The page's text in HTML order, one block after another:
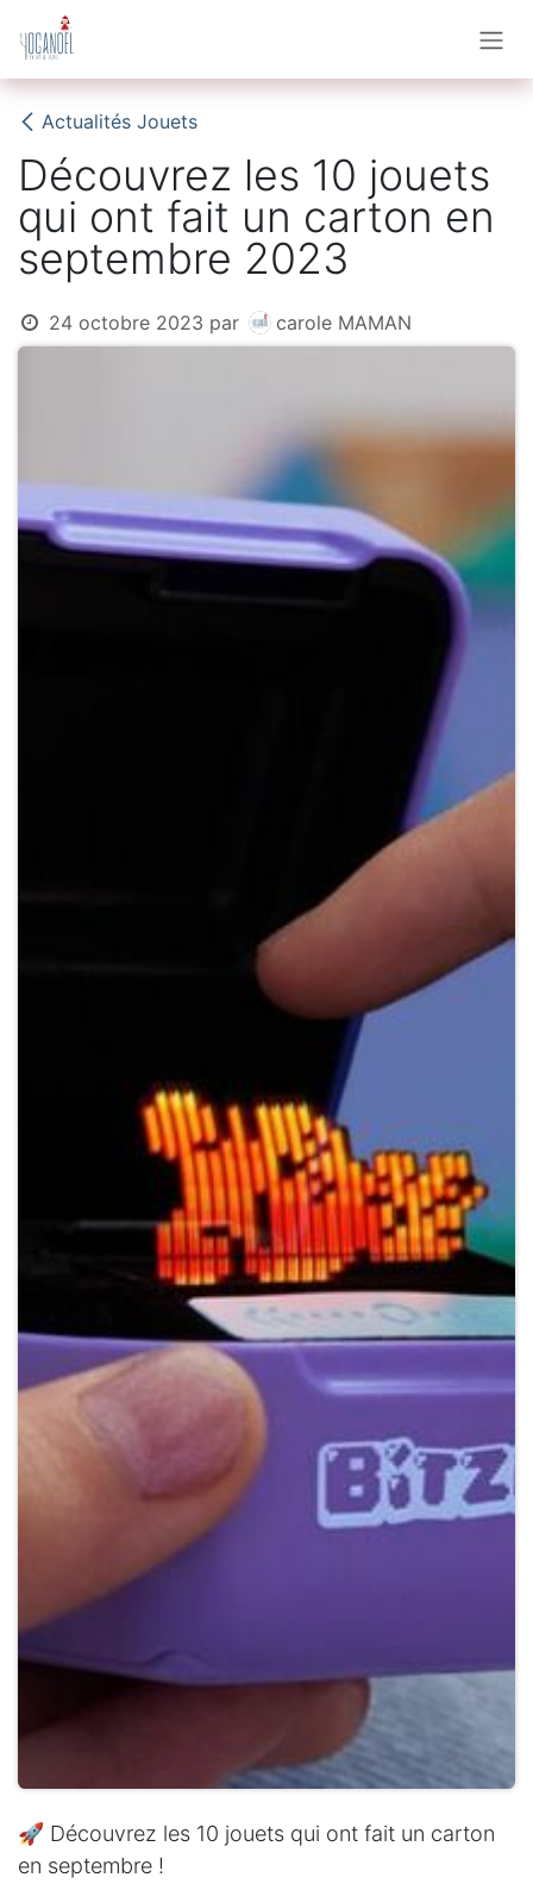
Se rendre au contenu
Actualités Jouets
Découvrez les 10 jouets
qui ont fait un carton en
septembre 2023
24 octobre 2023 par carole MAMAN
🚀 Découvrez les 10 jouets qui ont fait un carton
en septembre !